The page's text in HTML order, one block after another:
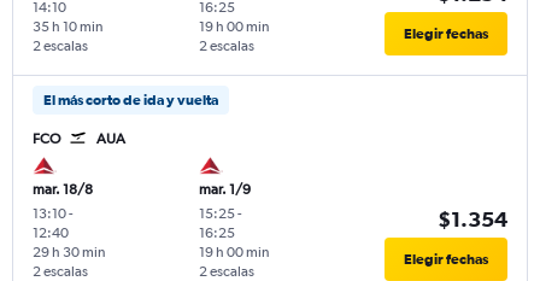
14:10
2 escalas
35 h 10 min
16:25
2 escalas
19 h 00 min Elegir fechas
El más corto de ida y vuelta
FCO AUA
mar. 18/8
13:10-
12:40
2 escalas
29 h 30 min
mar. 1/9
15:25-
16:25
2 escalas
19 h 00 min
$1.354
Elegir fechas